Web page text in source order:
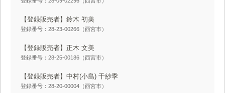
【登録販売者】鈴木 初美
登録番号：28-23-00266（西宮市）
【登録販売者】正木 文美
登録番号：28-25-00186（西宮市）
【登録販売者】中村(小島) 千紗季
登録番号：28-20-00004（西宮市）